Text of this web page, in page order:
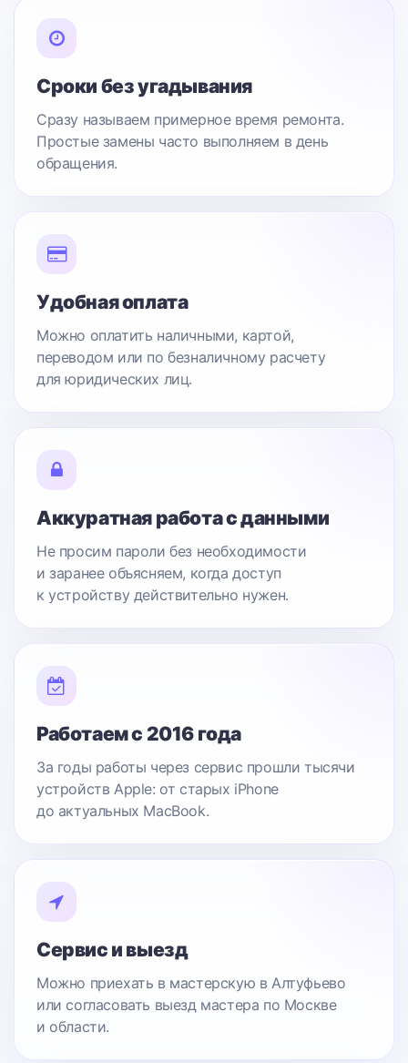
Сроки без угадывания
Сразу называем примерное время ремонта.
Простые замены часто выполняем в день
обращения.
Удобная оплата
Можно оплатить наличными, картой,
переводом или по безналичному расчету
для юридических лиц.
Аккуратная работа с данными
Не просим пароли без необходимости
и заранее объясняем, когда доступ
к устройству действительно нужен.
Работаем с 2016 года
За годы работы через сервис прошли тысячи
устройств Apple: от старых iPhone
до актуальных MacBook.
Сервис и выезд
Можно приехать в мастерскую в Алтуфьево
или согласовать выезд мастера по Москве
и области.